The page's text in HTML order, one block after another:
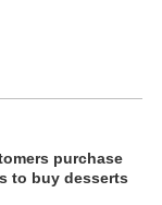
purchase
to buy desserts